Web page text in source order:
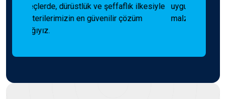
uygun, en yüksek kalitede ekipman ve
malzemeleri sunuyoruz.